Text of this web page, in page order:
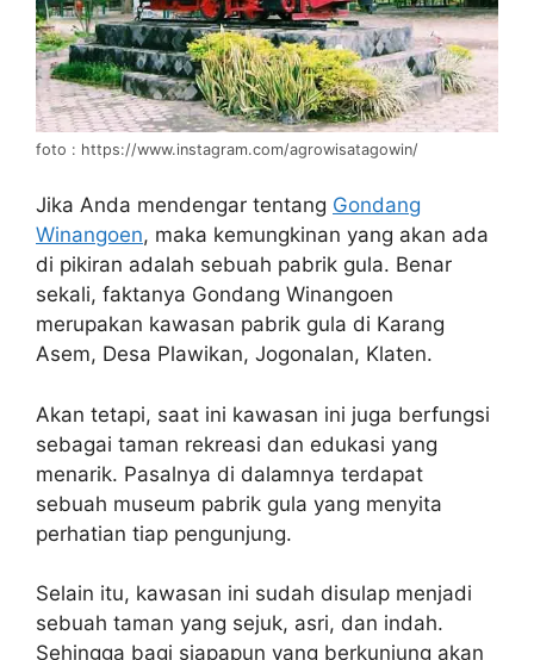
foto : https://www.instagram.com/agrowisatagowin/
Jika Anda mendengar tentang Gondang
Winangoen, maka kemungkinan yang akan ada
di pikiran adalah sebuah pabrik gula. Benar
sekali, faktanya Gondang Winangoen
merupakan kawasan pabrik gula di Karang
Asem, Desa Plawikan, Jogonalan, Klaten.
Akan tetapi, saat ini kawasan ini juga berfungsi
sebagai taman rekreasi dan edukasi yang
menarik. Pasalnya di dalamnya terdapat
sebuah museum pabrik gula yang menyita
perhatian tiap pengunjung.
Selain itu, kawasan ini sudah disulap menjadi
sebuah taman yang sejuk, asri, dan indah.
Sehingga bagi siapapun yang berkunjung akan